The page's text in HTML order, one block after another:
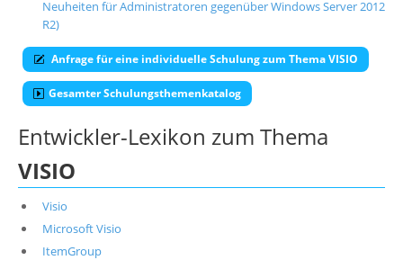
Neuheiten für Administratoren gegenüber Windows Server 2012
R2)
Anfrage für eine individuelle Schulung zum Thema VISIO
Gesamter Schulungsthemenkatalog
Entwickler-Lexikon zum Thema
VISIO
Visio
Microsoft Visio
ItemGroup